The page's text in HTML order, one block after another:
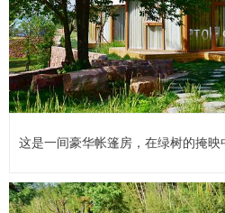
这是一间豪华帐篷房，在绿树的掩映